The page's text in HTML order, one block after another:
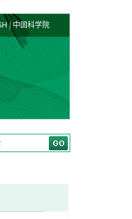
| 中国科学院